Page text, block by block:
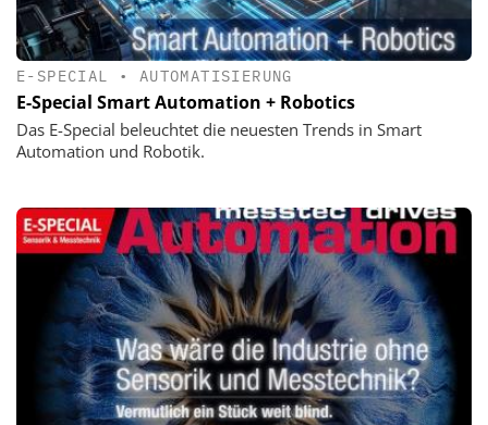
E-SPECIAL • AUTOMATISIERUNG
E-Special Smart Automation + Robotics
Das E-Special beleuchtet die neuesten Trends in Smart
Automation und Robotik.